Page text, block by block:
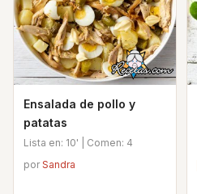
Ensalada de pollo y
patatas
Lista en: 10' | Comen: 4
porSandra